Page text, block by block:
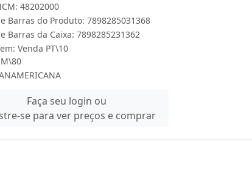
48202000
Barras do Produto: 7898285031368
Barras da Caixa: 7898285231362
Venda PT\10
Faça seu login ou
se para ver preços e comprar